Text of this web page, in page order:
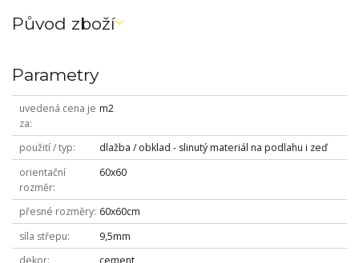
Původ zboží
Parametry
uvedená cena je
za
m2
použití / typ
dlažba / obklad - slinutý materiál na podlahu i zeď
orientační
rozměr
60x60
přesné rozměry 60x60cm
síla střepu
9,5mm